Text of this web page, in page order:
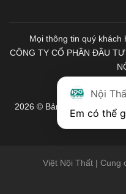
Mọi thông tin quý khách
CÔNG TY CỔ PHẦN ĐẦU
2026 © Bản quyền thuộc về
Việt Nội Thất | Cung
Nội